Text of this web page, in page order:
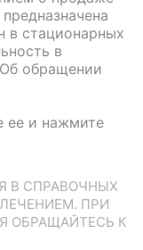
в стационарных
в
обращении
ее и нажмите
В СПРАВОЧНЫХ
ПРИ
ОБРАЩАЙТЕСЬ К